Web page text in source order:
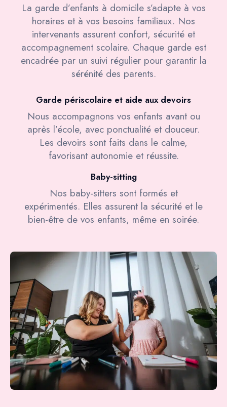
La garde d’enfants à domicile s’adapte à vos
horaires et à vos besoins familiaux. Nos
intervenants assurent confort, sécurité et
accompagnement scolaire. Chaque garde est
encadrée par un suivi régulier pour garantir la
sérénité des parents.
Garde périscolaire et aide aux devoirs
Nous accompagnons vos enfants avant ou
après l’école, avec ponctualité et douceur.
Les devoirs sont faits dans le calme,
favorisant autonomie et réussite.
Baby-sitting
Nos baby-sitters sont formés et
expérimentés. Elles assurent la sécurité et le
bien-être de vos enfants, même en soirée.